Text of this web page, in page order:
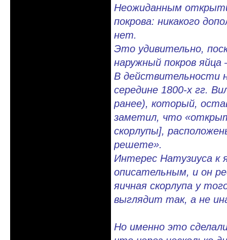
Неожиданным
покрова: никакого
нет.
Это удивительно,
наружный покров
В действительности
середине 1800-х гг.
ранее), который,
заметил, что
скорлупы],
решете».
Интерес Натузиуса к
описательным, и он
яичная скорлупа у
выглядит так, а не
Но именно это